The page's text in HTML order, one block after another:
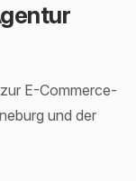
E-Commerce-
und der